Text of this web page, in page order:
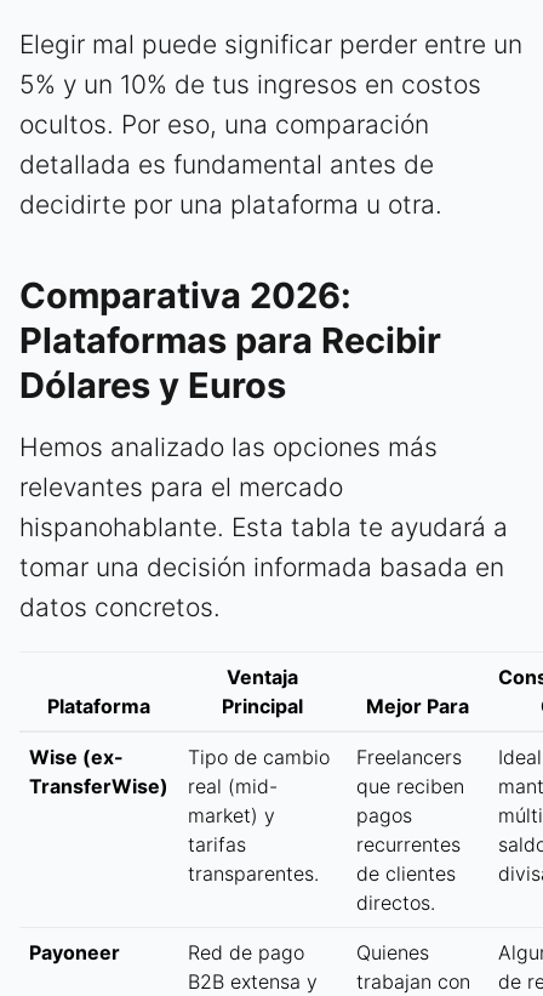
Elegir mal puede significar perder entre un
5% y un 10% de tus ingresos en costos
ocultos. Por eso, una comparación
detallada es fundamental antes de
decidirte por una plataforma u otra.
Comparativa 2026:
Plataformas para Recibir
Dólares y Euros
Hemos analizado las opciones más
relevantes para el mercado
hispanohablante. Esta tabla te ayudará a
tomar una decisión informada basada en
datos concretos.
Plataforma
Ventaja
Principal
Mejor Para
Wise (ex-
TransferWise)
Tipo de cambio
real (mid-
market) y
tarifas
transparentes.
Freelancers
que reciben
pagos
recurrentes
de clientes
directos.
Payoneer
Red de pago
B2B extensa y
Quienes
trabajan con
de